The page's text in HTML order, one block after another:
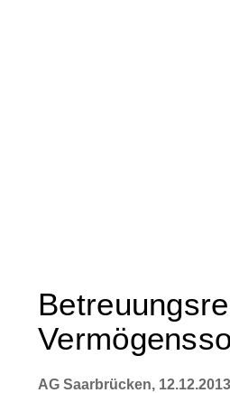
AG Saarbrücken,